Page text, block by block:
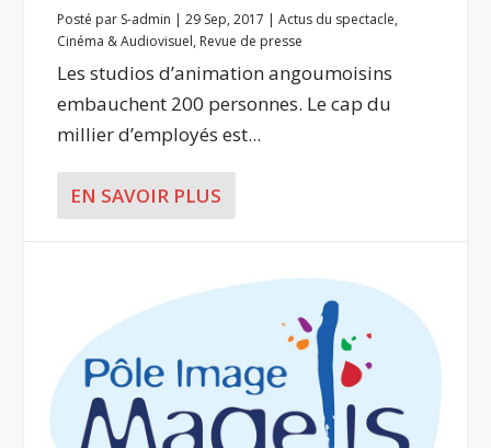
Posté par S-admin |29 Sep, 2017 |Actus du spectacle,
Cinéma & Audiovisuel, Revue de presse
Les studios d’animation angoumoisins
embauchent 200 personnes. Le cap du
millier d’employés est...
EN SAVOIR PLUS